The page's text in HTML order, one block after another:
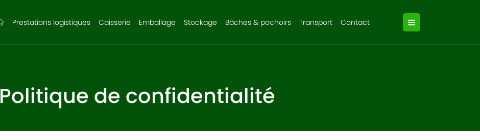
Prestations logistiques Caisserie Emballage Stockage Bâches & pochoirs Transport Contact
Politique de confidentialité